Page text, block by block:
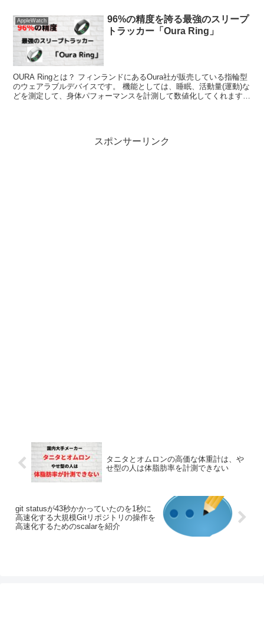
集中すべきことをこなし、後でその事項について考える方法など、明
日から実践できるようなTipsをいくつか紹介しています。
AppleWatch
96%の精度を誇る最強のスリープ
トラッカー「Oura Ring」
OURA Ringとは？ フィンランドにあるOura社が販売している指輪型
のウェアラブルデバイスです。 機能としては、睡眠、活動量(運動)な
どを測定して、身体パフォーマンスを計測して数値化してくれます。
スポンサーリンク
タニタとオムロンの高価な体重計は、や
せ型の人は体脂肪率を計測できない
git statusが43秒かかっていたのを1秒に
高速化する大規模Gitリポジトリの操作を
高速化するためのscalarを紹介